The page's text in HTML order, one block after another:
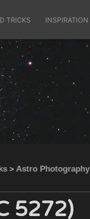
TRICKS INSPIRATION
> Astro Photography
5272)